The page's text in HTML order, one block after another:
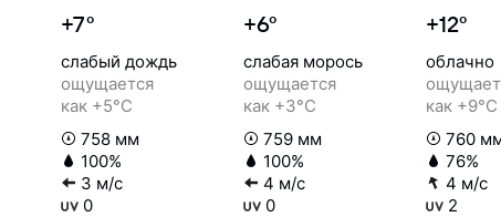
+7°
слабый дождь
ощущается
как +5°C
758 мм
100%
3 м/с
0
+6°
слабая морось
ощущается
как +3°C
759 мм
100%
4 м/с
0
+12°
облачно
как +9°C
760
76%
4 м/с
2